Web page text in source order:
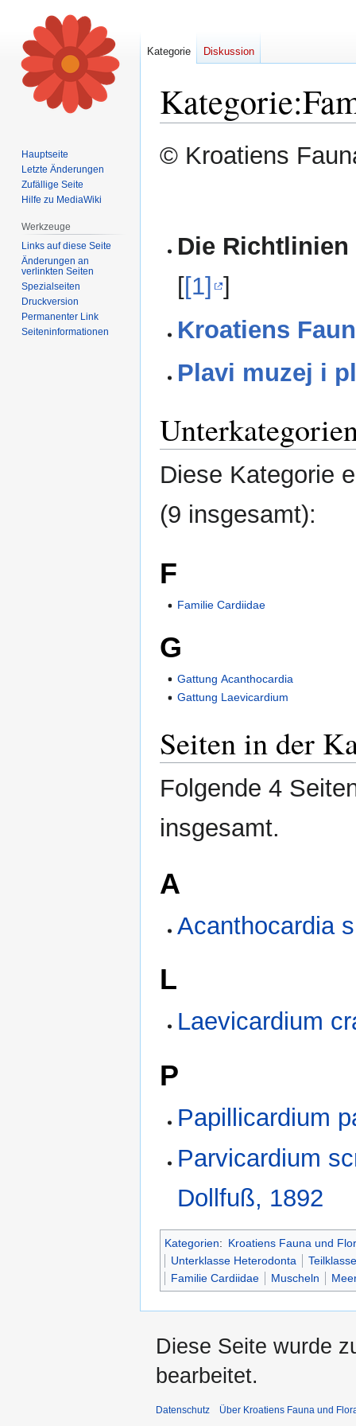
Kategorie:
Zur
Navigation
Zur
Suche
© Kroatiens
Die
[[1] ]
Kroatiens
Plavi muzej i
Diese Kategorie
(9 insgesamt):
F
Familie Cardiidae
G
Gattung Acanthocardia
Gattung Laevicardium
Seiten in der
Folgende 4
insgesamt.
A
Acanthocardia
L
Laevicardium
P
Papillicardium
Parvicardium
Dollfuß, 1892
Kategorien: Kroatiens Fauna und
Unterklasse Heterodonta
Familie Cardiidae
Muscheln
Kategorie Diskussion
Hauptseite
Letzte Änderungen
Zufällige Seite
Hilfe zu MediaWiki
Werkzeuge
Links auf diese Seite
Änderungen an
verlinkten Seiten
Spezialseiten
Druckversion
Permanenter Link
Seiten­informationen
Diese Seite wurde
bearbeitet.
Datenschutz Über Kroatiens Fauna und